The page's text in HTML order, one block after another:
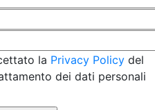
la Privacy Policy del
dei dati personali